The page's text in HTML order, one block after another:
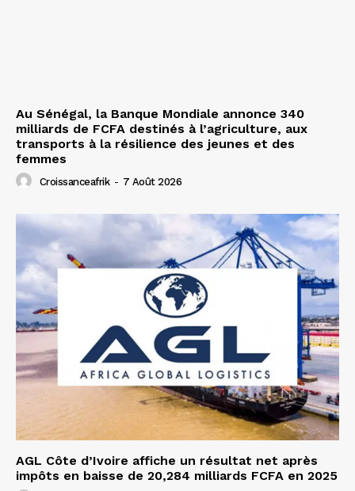
Au Sénégal, la Banque Mondiale annonce 340
milliards de FCFA destinés à l’agriculture, aux
transports à la résilience des jeunes et des
femmes
Croissanceafrik - 7 Août 2026
AGL Côte d’Ivoire affiche un résultat net après
impôts en baisse de 20,284 milliards FCFA en 2025